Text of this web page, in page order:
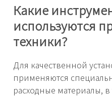
Какие
используются
техники?
Для качественной
применяются
расходные материалы,